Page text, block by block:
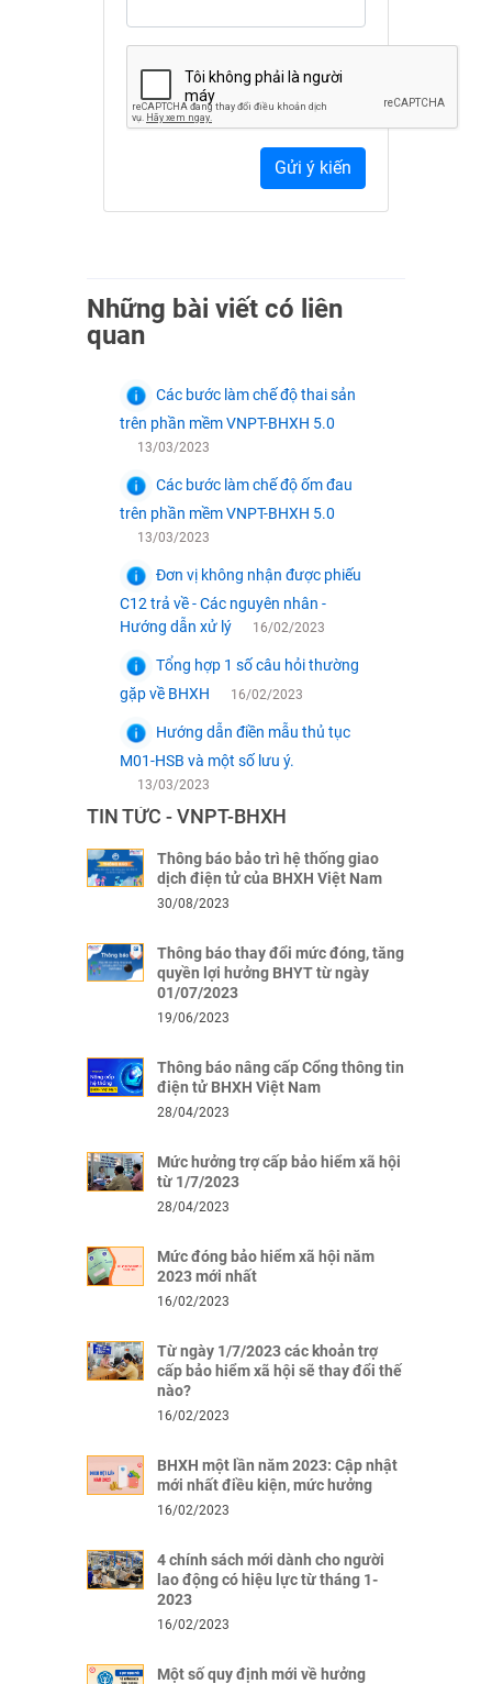
Gửi ý kiến
Những bài viết có liên
quan
Các bước làm chế độ thai sản
trên phần mềm VNPT-BHXH 5.0
13/03/2023
Các bước làm chế độ ốm đau
trên phần mềm VNPT-BHXH 5.0
13/03/2023
Đơn vị không nhận được phiếu
C12 trả về - Các nguyên nhân -
Hướng dẫn xử lý
16/02/2023
Tổng hợp 1 số câu hỏi thường
gặp về BHXH
16/02/2023
Hướng dẫn điền mẫu thủ tục
M01-HSB và một số lưu ý.
13/03/2023
TIN TỨC - VNPT-BHXH
Thông báo bảo trì hệ thống giao
dịch điện tử của BHXH Việt Nam
30/08/2023
Thông báo thay đổi mức đóng, tăng
quyền lợi hưởng BHYT từ ngày
01/07/2023
19/06/2023
Thông báo nâng cấp Cổng thông tin
điện tử BHXH Việt Nam
28/04/2023
Mức hưởng trợ cấp bảo hiểm xã hội
từ 1/7/2023
28/04/2023
Mức đóng bảo hiểm xã hội năm
2023 mới nhất
16/02/2023
Từ ngày 1/7/2023 các khoản trợ
cấp bảo hiểm xã hội sẽ thay đổi thế
nào?
16/02/2023
BHXH một lần năm 2023: Cập nhật
mới nhất điều kiện, mức hưởng
16/02/2023
4 chính sách mới dành cho người
lao động có hiệu lực từ tháng 1-
2023
16/02/2023
Một số quy định mới về hưởng